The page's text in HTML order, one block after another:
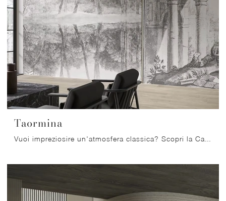
Taormina